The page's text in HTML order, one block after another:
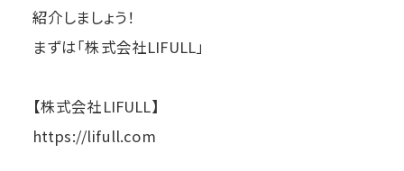
紹介しましょう！
まずは「株式会社LIFULL」
【株式会社LIFULL】
https://lifull.com